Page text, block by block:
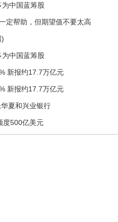
中国蓝筹股
定帮助，但期望值不要太高
)
中国蓝筹股
新报约17.7万亿元
新报约17.7万亿元
夏和兴业银行
度500亿美元